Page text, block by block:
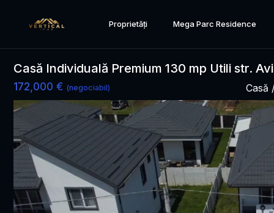
Proprietăți Mega Parc Residence
Casă Individuală Premium 130 mp Utili str.
172,000 € (negociabil) Casă